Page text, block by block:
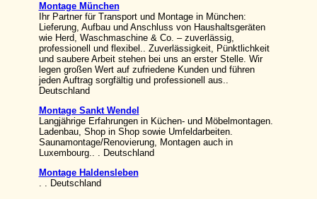
Montage München
Ihr Partner für Transport und Montage in München:
Lieferung, Aufbau und Anschluss von Haushaltsgeräten
wie Herd, Waschmaschine & Co. – zuverlässig,
professionell und flexibel.. Zuverlässigkeit, Pünktlichkeit
und saubere Arbeit stehen bei uns an erster Stelle. Wir
legen großen Wert auf zufriedene Kunden und führen
jeden Auftrag sorgfältig und professionell aus..
Deutschland
Montage Sankt Wendel
Langjährige Erfahrungen in Küchen- und Möbelmontagen.
Ladenbau, Shop in Shop sowie Umfeldarbeiten.
Saunamontage/Renovierung, Montagen auch in
Luxembourg.. . Deutschland
Montage Haldensleben
. . Deutschland